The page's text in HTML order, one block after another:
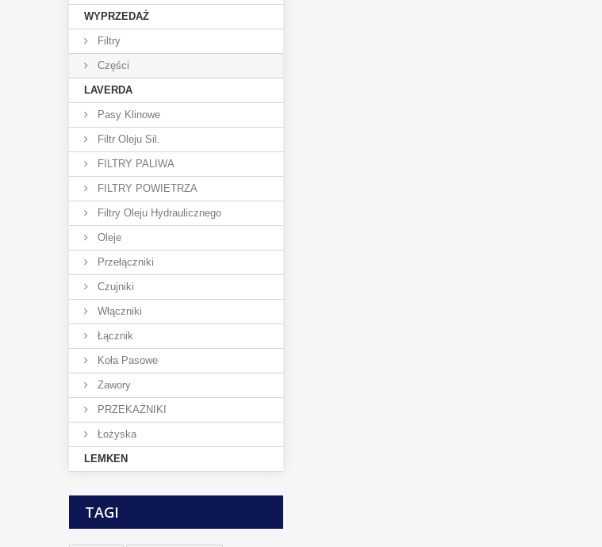
WYPRZEDAŻ
Filtry
Części
LAVERDA
Pasy Klinowe
Filtr Oleju Sil.
FILTRY PALIWA
FILTRY POWIETRZA
Filtry Oleju Hydraulicznego
Oleje
Przełączniki
Czujniki
Włączniki
Łącznik
Koła Pasowe
Zawory
PRZEKAŻNIKI
Łożyska
LEMKEN
TAGI